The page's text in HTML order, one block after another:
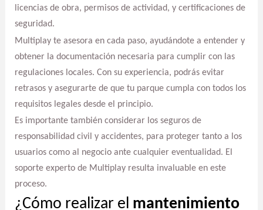
licencias de obra, permisos de actividad, y certificaciones de
seguridad.
Multiplay te asesora en cada paso, ayudándote a entender y
obtener la documentación necesaria para cumplir con las
regulaciones locales. Con su experiencia, podrás evitar
retrasos y asegurarte de que tu parque cumpla con todos los
requisitos legales desde el principio.
Es importante también considerar los seguros de
responsabilidad civil y accidentes, para proteger tanto a los
usuarios como al negocio ante cualquier eventualidad. El
soporte experto de Multiplay resulta invaluable en este
proceso.
¿Cómo realizar el mantenimiento